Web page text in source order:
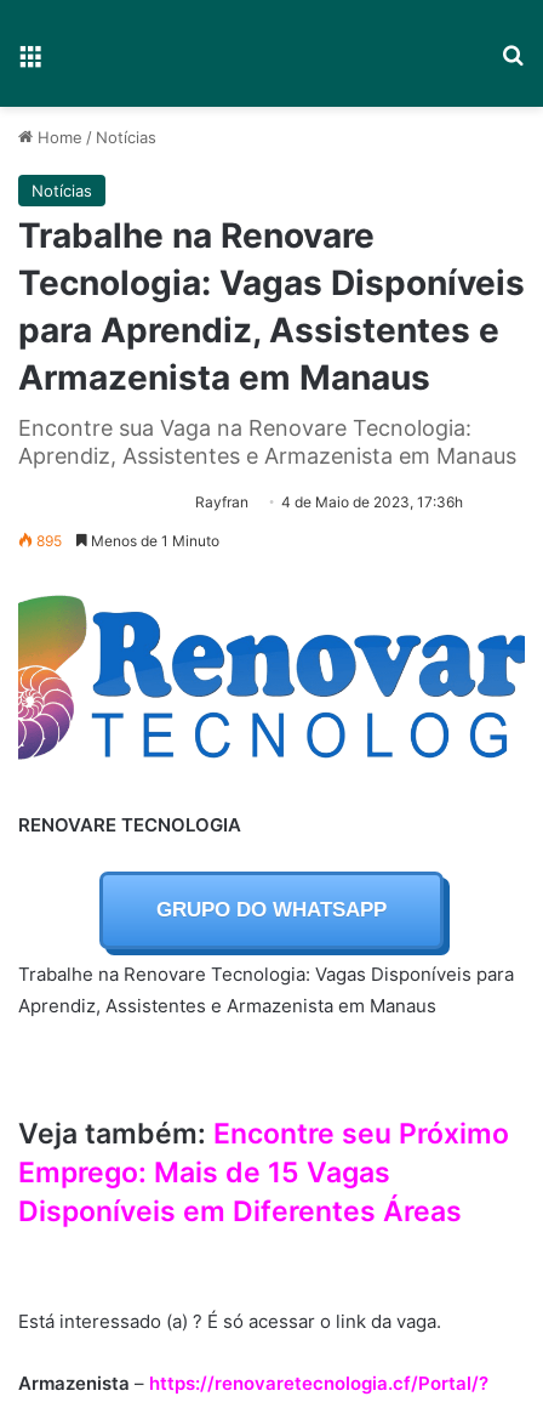
Home / Notícias
Notícias
Trabalhe na Renovare
Tecnologia: Vagas Disponíveis
para Aprendiz, Assistentes e
Armazenista em Manaus
Encontre sua Vaga na Renovare Tecnologia:
Aprendiz, Assistentes e Armazenista em Manaus
Rayfran 4 de Maio de 2023, 17:36h
895 Menos de 1 Minuto
RENOVARE TECNOLOGIA
GRUPO DO WHATSAPP
Trabalhe na Renovare Tecnologia: Vagas Disponíveis para
Aprendiz, Assistentes e Armazenista em Manaus
Veja também: Encontre seu Próximo
Emprego: Mais de 15 Vagas
Disponíveis em Diferentes Áreas
Está interessado (a) ? É só acessar o link da vaga.
Armazenista – https://renovaretecnologia.cf/Portal/?